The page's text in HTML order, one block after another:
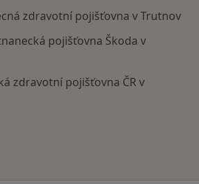
zdravotní pojišťovna v Trutnov
pojišťovna Škoda v
zdravotní pojišťovna ČR v